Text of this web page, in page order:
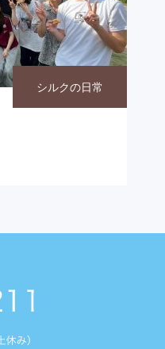
シルクの日常